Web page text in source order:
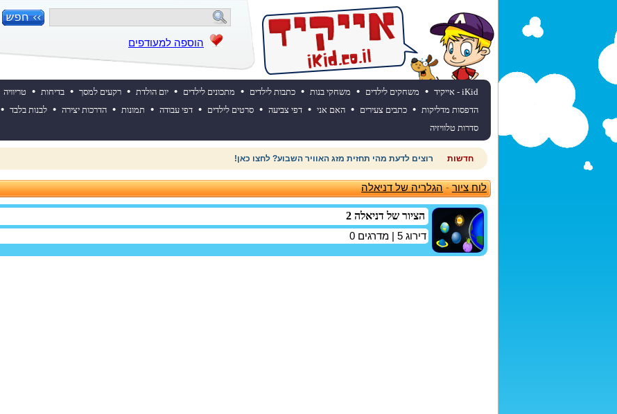
הוספה למעודפים
iKid - אייקיד • משחקים לילדים • משחקי בנות • כתבות לילדים • מתכונים לילדים • יום הולדת • רקעים למסך • בדיחות • טריוויה
הדפסות מדליקות • כתבים צעירים • האם אני • דפי צביעה • סרטים לילדים • דפי עבודה • תמונות • הדרכות יצירה • לבנות בלבד •
סדרות טלוויזיה
חדשות רוצים לדעת מהי תחזית מזג האוויר השבוע? לחצו כאן!
לוח ציור-הגלריה של דניאלה
הציור של דניאלה 2
דירוג 5 | מדרגים 0